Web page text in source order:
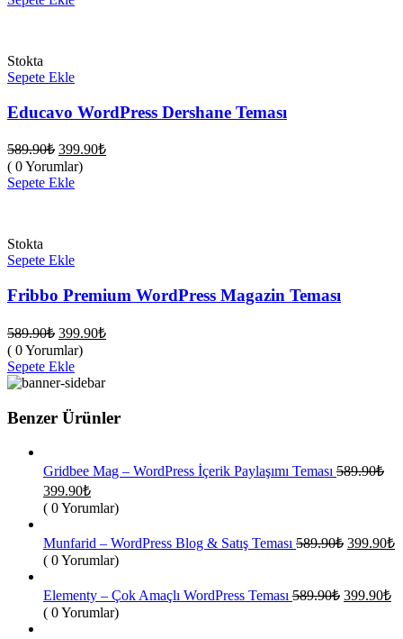
Stokta
Sepete Ekle
Educavo WordPress Dershane Teması
589.90₺ Orijinal
fiyat:
589.90₺.
399.90₺Şu
( 0 Yorumlar)
Sepete Ekle
Stokta
Sepete Ekle
Fribbo Premium WordPress Magazin Teması
589.90₺ Orijinal
fiyat:
589.90₺.
399.90₺Şu
399.90₺.
( 0 Yorumlar)
Sepete Ekle
Benzer Ürünler
Gridbee Mag – WordPress İçerik Paylaşımı Teması 589.90₺
Orijinal
fiyat:
399.90₺Şu
andaki
fiyat:
399.90₺.
( 0 Yorumlar)
Munfarid – WordPress Blog & Satış Teması 589.90₺ Orijinal
399.90₺
( 0 Yorumlar)
Elementy – Çok Amaçlı WordPress Teması 589.90₺ Orijinal
399.90₺
( 0 Yorumlar)